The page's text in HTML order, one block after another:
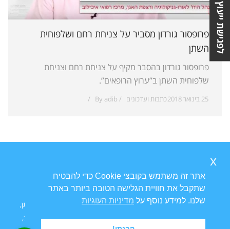
פרופסור גורדון מסביר על צניחת רחם ושלפוחית
השתן
פרופסור גורדון בהסבר מקיף על צניחת רחם וצניחת
שלפוחית השתן ב”ערוץ הרופאים”.
25 בינואר 2018 כתבות ועדכונים By adib
Ⓒ כל הזכויות שמורות ל פרופ' דוד גורדוןאורוגניקולוג | טיפולי בריחת שתן,
צניחת רחם וטיפולים גניקולוגיים | מרפאת גינקולוגיה ויצמן 14 תל אביב,
לפגישת ייעוץ
אתר זה משתמש בקובצי Cookie כדי להבטיח
שתקבל את חוויית הגלישה הטובה ביותר באתר
שלנו. למידע נוסף על מדיניות העוגיות
x